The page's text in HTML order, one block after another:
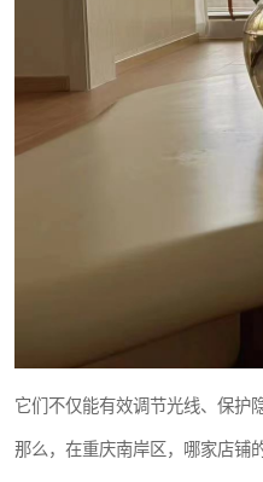
它们不仅能有效调节光线、保护
那么，在重庆南岸区，哪家店铺